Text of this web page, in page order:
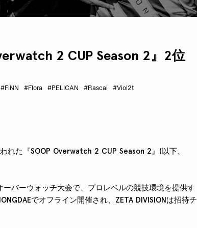
2 CUP Season 2』2位
#FiNN #Flora #PELICAN #Rascal
#Viol2t
れた『SOOP Overwatch 2 CUP Season 2』(以下、
ーバーウォッチ大会で、プロレベルの競技環境を提供す
でオフライン開催され、ZETA DIVISIONは招待チ